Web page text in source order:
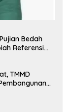
Bedah
Referensi
TMMD